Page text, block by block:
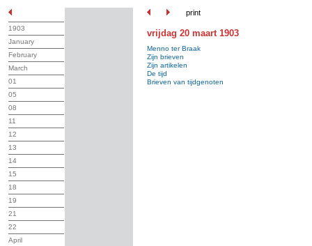
print
1903
January
February
March
01
05
08
11
12
13
14
15
18
19
21
22
April
vrijdag 20 maart 1903
Menno ter Braak
Zijn brieven
Zijn artikelen
De tijd
Brieven van tijdgenoten